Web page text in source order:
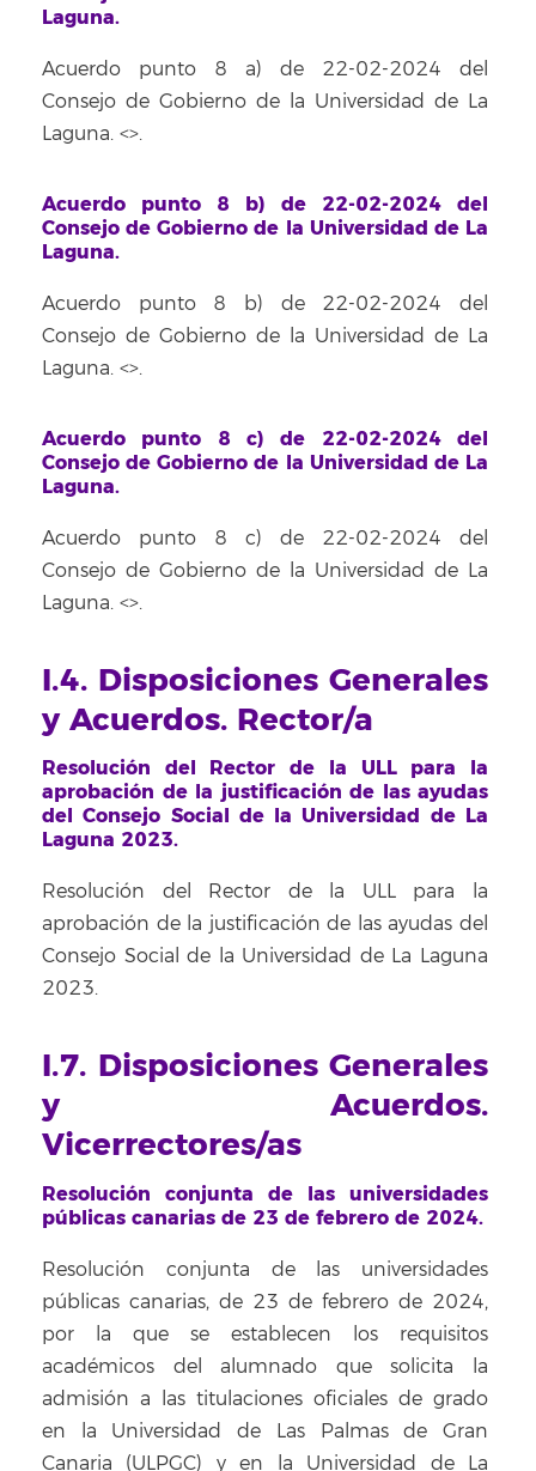
Laguna.
Acuerdo punto 8 a) de 22-02-2024 del
Consejo de Gobierno de la Universidad de La
Laguna. <>.
Acuerdo punto 8 b) de 22-02-2024 del
Consejo de Gobierno de la Universidad de La
Laguna.
Acuerdo punto 8 b) de 22-02-2024 del
Consejo de Gobierno de la Universidad de La
Laguna. <>.
Acuerdo punto 8 c) de 22-02-2024 del
Consejo de Gobierno de la Universidad de La
Laguna.
Acuerdo punto 8 c) de 22-02-2024 del
Consejo de Gobierno de la Universidad de La
Laguna. <>.
I.4. Disposiciones Generales
y Acuerdos. Rector/a
Resolución del Rector de la ULL para la
aprobación de la justificación de las ayudas
del Consejo Social de la Universidad de La
Laguna 2023.
Resolución del Rector de la ULL para la
aprobación de la justificación de las ayudas del
Consejo Social de la Universidad de La Laguna
2023.
I.7. Disposiciones Generales
y Acuerdos.
Vicerrectores/as
Resolución conjunta de las universidades
públicas canarias de 23 de febrero de 2024.
Resolución conjunta de las universidades
públicas canarias, de 23 de febrero de 2024,
por la que se establecen los requisitos
académicos del alumnado que solicita la
admisión a las titulaciones oficiales de grado
en la Universidad de Las Palmas de Gran
Canaria (ULPGC) y en la Universidad de La